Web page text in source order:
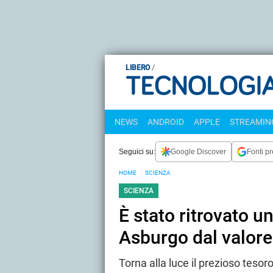
LIBERO
NEWS ANDROID APPLE
Seguici su: Google Discover Fonti
HOME SCIENZA
SCIENZA
È stato ritrovato
Asburgo dal
Torna alla luce il prezioso